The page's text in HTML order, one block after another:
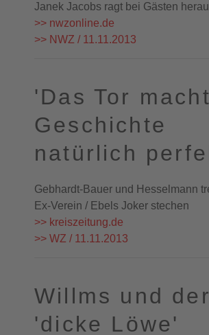
Janek Jacobs ragt bei Gästen
>> nwzonline.de
>> NWZ / 11.11.2013
'Das Tor
Geschichte
natürlich
Gebhardt-Bauer und Hesselmann
Ex-Verein / Ebels Joker stechen
>> kreiszeitung.de
>> WZ / 11.11.2013
Willms und der
'dicke Löwe'